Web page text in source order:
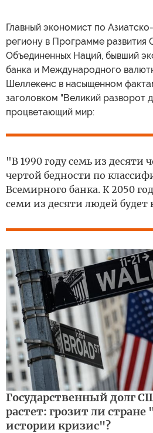
Главный экономист по
региону в Программе развития
Объединенных Наций, бывший
банка и Международного
Шеллекенс в насыщенном
заголовком "Великий разворот
процветающий мир:
"В 1990 году семь из десяти
чертой бедности по
Всемирного банка. К 2050
семи из десяти людей
Государственный долг
растет: грозит ли
истории кризис"?